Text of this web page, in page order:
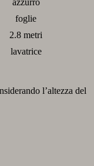
azzurro
foglie
2.8 metri
lavatrice
l’altezza del